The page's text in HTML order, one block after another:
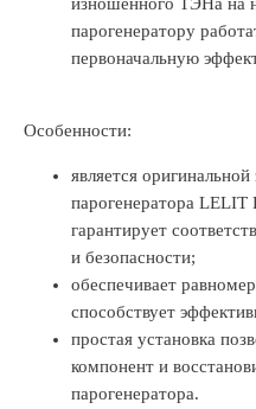
парогенератору
первоначальную
Особенности:
является
парогенератора LELIT
гарантирует
и безопасности;
обеспечивает
способствует
простая установка
компонент и
парогенератора.